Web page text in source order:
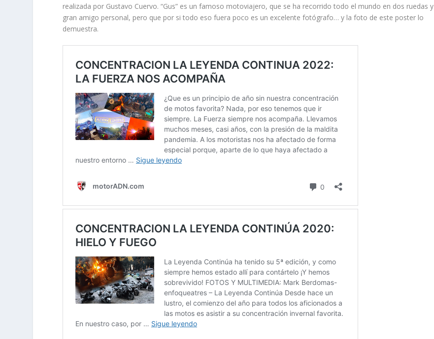
realizada por Gustavo Cuervo. “Gus” es un famoso motoviajero, que se ha recorrido todo el mundo en dos ruedas y
gran amigo personal, pero que por si todo eso fuera poco es un excelente fotógrafo… y la foto de este poster lo
demuestra.